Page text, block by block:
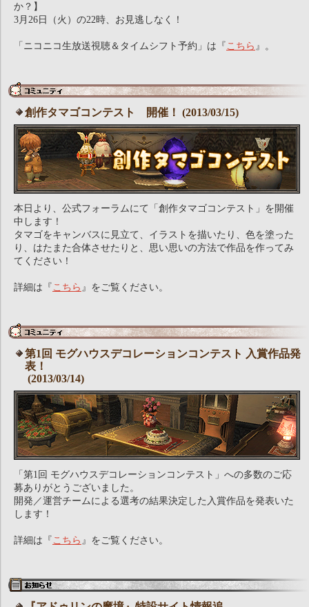
か？】
3月26日（火）の22時、お見逃しなく！
「ニコニコ生放送視聴＆タイムシフト予約」は『 こちら 』。
創作タマゴコンテスト 開催！ (2013/03/15)
本日より、公式フォーラムにて「創作タマゴコンテスト」を開催
中します！
タマゴをキャンバスに見立て、イラストを描いたり、色を塗った
り、はたまた合体させたりと、思い思いの方法で作品を作ってみ
てください！
詳細は『 こちら 』をご覧ください。
第1回 モグハウスデコレーションコンテスト 入賞作品発
表！
(2013/03/14)
「第1回 モグハウスデコレーションコンテスト」への多数のご応
募ありがとうございました。
開発／運営チームによる選考の結果決定した入賞作品を発表いた
します！
詳細は『 こちら 』をご覧ください。